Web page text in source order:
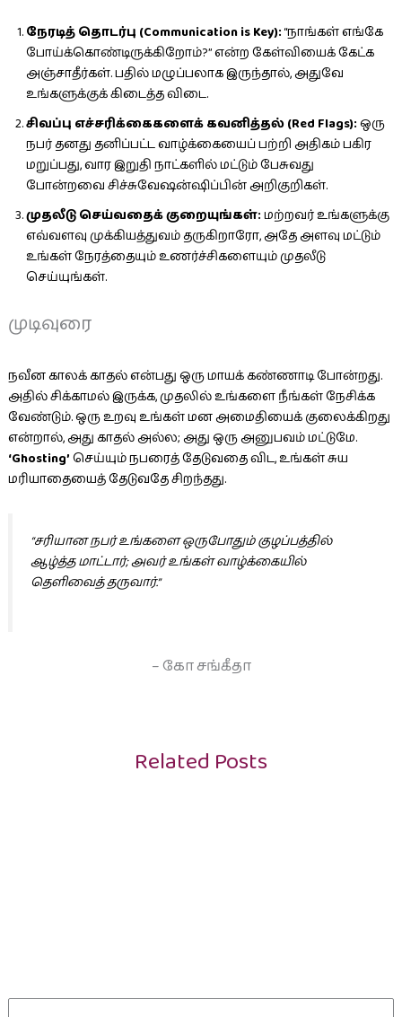
நேரடித் தொடர்பு (Communication is Key):“நாங்கள் எங்கே
போய்க்கொண்டிருக்கிறோம்?” என்ற கேள்வியைக் கேட்க
அஞ்சாதீர்கள். பதில் மழுப்பலாக இருந்தால், அதுவே
உங்களுக்குக் கிடைத்த விடை.
சிவப்பு எச்சரிக்கைகளைக் கவனித்தல் (Red Flags):ஒரு
நபர் தனது தனிப்பட்ட வாழ்க்கையைப் பற்றி அதிகம் பகிர
மறுப்பது, வார இறுதி நாட்களில் மட்டும் பேசுவது
போன்றவை சிச்சுவேஷன்ஷிப்பின் அறிகுறிகள்.
முதலீடு செய்வதைக் குறையுங்கள்:மற்றவர் உங்களுக்கு
எவ்வளவு முக்கியத்துவம் தருகிறாரோ, அதே அளவு மட்டும்
உங்கள் நேரத்தையும் உணர்ச்சிகளையும் முதலீடு
செய்யுங்கள்.
முடிவுரை
நவீன காலக் காதல் என்பது ஒரு மாயக் கண்ணாடி போன்றது.
அதில் சிக்காமல் இருக்க, முதலில் உங்களை நீங்கள் நேசிக்க
வேண்டும். ஒரு உறவு உங்கள் மன அமைதியைக் குலைக்கிறது
என்றால், அது காதல் அல்ல; அது ஒரு அனுபவம் மட்டுமே.
‘Ghosting’செய்யும் நபரைத் தேடுவதை விட, உங்கள் சுய
மரியாதையைத் தேடுவதே சிறந்தது.
“சரியான நபர் உங்களை ஒருபோதும் குழப்பத்தில்
ஆழ்த்த மாட்டார்; அவர் உங்கள் வாழ்க்கையில்
தெளிவைத் தருவார்.”
– கோ சங்கீதா
Related Posts